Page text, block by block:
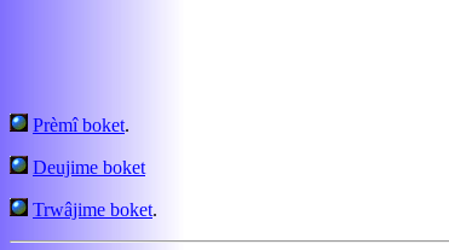
Prèmî boket.
Deujime boket
Trwâjime boket.